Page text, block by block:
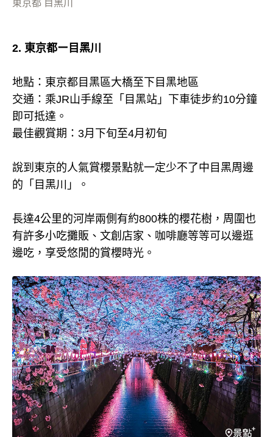
東京都 目黑川
2. 東京都ー目黑川
地點：東京都目黑區大橋至下目黑地區
交通：乘JR山手線至「目黑站」下車徒步約10分鐘
即可抵達。
最佳觀賞期：3月下旬至4月初旬
說到東京的人氣賞櫻景點就一定少不了中目黑周邊
的「目黑川」。
長達4公里的河岸兩側有約800株的櫻花樹，周圍也
有許多小吃攤販、文創店家、咖啡廳等等可以邊逛
邊吃，享受悠閒的賞櫻時光。